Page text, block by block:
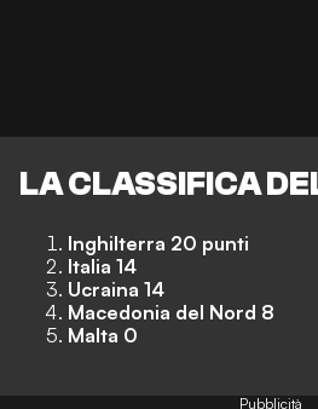
LA CLASSIFICA
Inghilterra 20 punti
Italia 14
Ucraina 14
Macedonia del Nord 8
Malta 0
Pubblicità